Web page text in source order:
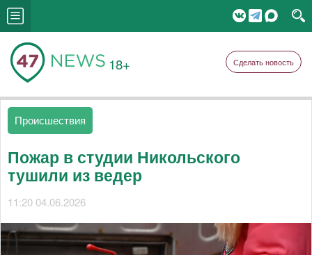
18+ Сделать новость
Происшествия
Пожар в студии Никольского
тушили из ведер
11:20 04.06.2026